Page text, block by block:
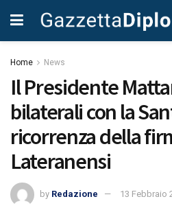
Home News
Il Presidente
bilaterali con la
ricorrenza della
Lateranensi
by Redazione 13 Febbraio